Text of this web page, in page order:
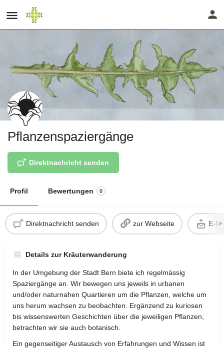
Pflanzenspaziergänge
Direktnachricht senden
Profil Bewertungen 0
Direktnachricht senden zur Webseite E-
Details zur Kräuterwanderung
In der Umgebung der Stadt Bern biete ich regelmässig
Spaziergänge an. Wir bewegen uns jeweils in urbanen
und/oder naturnahen Quartieren um die Pflanzen, welche um
uns herum wachsen zu beobachten. Ergänzend zu kuriosen
bis wissenswerten Geschichten über die jeweiligen Pflanzen,
betrachten wir sie auch botanisch.
Ein gegenseitiger Austausch von Erfahrungen und Wissen ist